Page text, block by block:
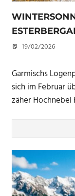
19/02/2026
Garmischs
sich im Februar
zäher Hochnebel